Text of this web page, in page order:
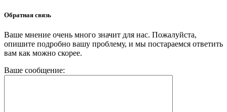
Обратная связь
Ваше мнение очень много значит для нас. Пожалуйста,
опишите подробно вашу проблему, и мы постараемся ответить
вам как можно скорее.
Ваше сообщение: